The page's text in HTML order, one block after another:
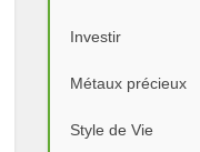
Investir
Métaux précieux
Style de Vie